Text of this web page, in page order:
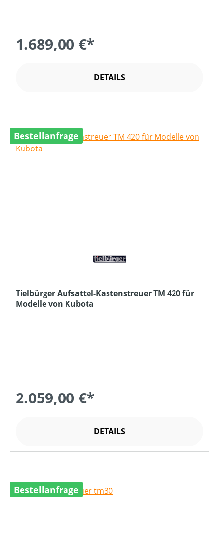
1.689,00 €*
DETAILS
Bestellanfrage
Tielbürger Aufsattel-Kastenstreuer TM 420 für
Modelle von Kubota
2.059,00 €*
DETAILS
Bestellanfrage